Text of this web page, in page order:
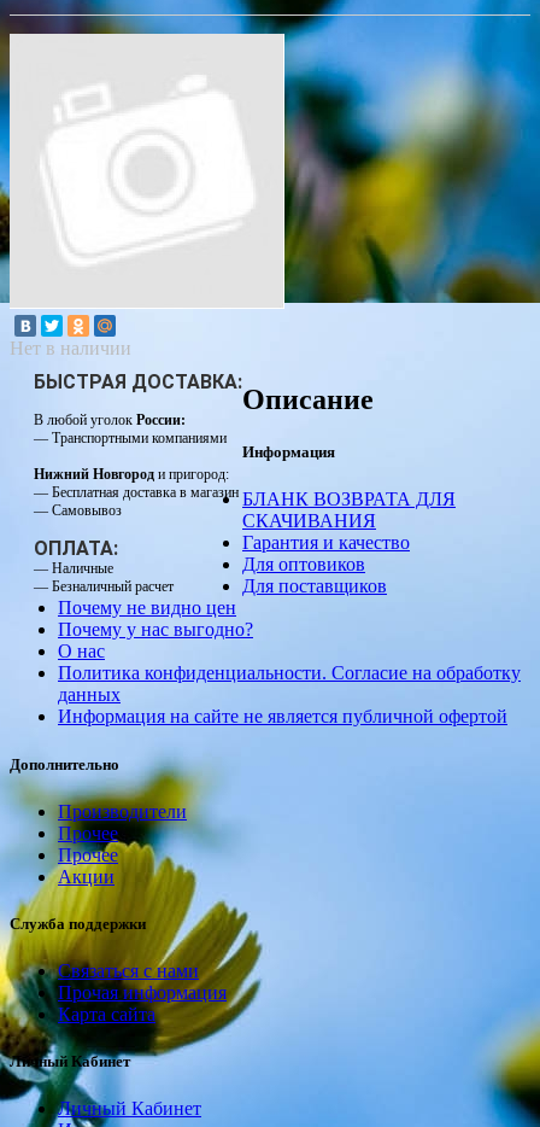
Нет в наличии
БЫСТРАЯ ДОСТАВКА:
В любой уголок России:
— Транспортными компаниями
Нижний Новгород и пригород:
— Бесплатная доставка в магазин
— Самовывоз
ОПЛАТА:
— Наличные
— Безналичный расчет
Описание
Информация
БЛАНК ВОЗВРАТА ДЛЯ
СКАЧИВАНИЯ
Гарантия и качество
Для оптовиков
Для поставщиков
Почему не видно цен
Почему у нас выгодно?
О нас
Политика конфиденциальности. Согласие на обработку
данных
Информация на сайте не является публичной офертой
Дополнительно
Производители
Прочее
Прочее
Акции
Служба поддержки
Связаться с нами
Прочая информация
Карта сайта
Личный Кабинет
Личный Кабинет